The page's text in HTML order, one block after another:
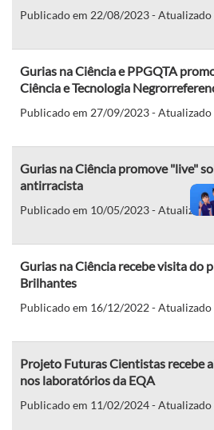
Publicado em 22/08/2023 -
Gurias na Ciência e PPGQTA
Ciência e Tecnologia
Publicado em 27/09/2023 -
Gurias na Ciência promove "live"
antirracista
Publicado em 10/05/2023 -
Gurias na Ciência recebe visita do
Brilhantes
Publicado em 16/12/2022 -
Projeto Futuras Cientistas recebe
nos laboratórios da EQA
Publicado em 11/02/2024 -